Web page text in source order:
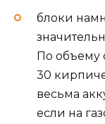
блоки
По объему
30
весьма
если на